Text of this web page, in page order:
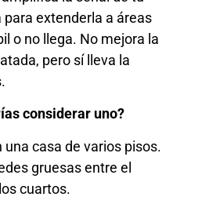
para extenderla a áreas
o no llega. No mejora la
pero sí lleva la
considerar uno?
una casa de varios pisos.
gruesas entre el
cuartos.